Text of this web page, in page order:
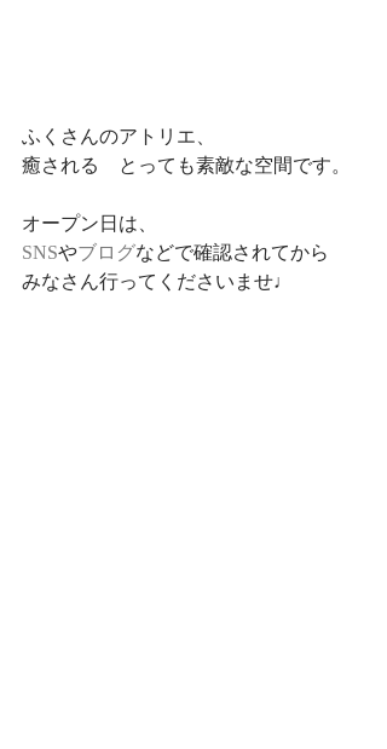
ふくさんのアトリエ、
癒される　とっても素敵な空間です。
オープン日は、
SNSやブログなどで確認されてから
みなさん行ってくださいませ♩